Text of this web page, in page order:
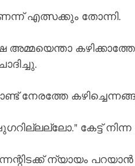
എത്സക്കും തോന്നി.
അമ്മയെന്താ
നേരത്തേ
കേട്ട്
ന്യായം